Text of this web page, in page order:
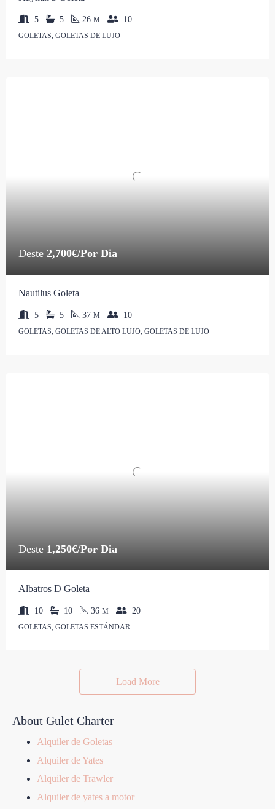
5 5 26 M 10
GOLETAS, GOLETAS DE LUJO
Deste 2,700€/Por Dia
Nautilus Goleta
5 5 37 M 10
GOLETAS, GOLETAS DE ALTO LUJO, GOLETAS DE LUJO
Deste 1,250€/Por Dia
Albatros D Goleta
10 10 36 M 20
GOLETAS, GOLETAS ESTÁNDAR
Load More
About Gulet Charter
Alquiler de Goletas
Alquiler de Yates
Alquiler de Trawler
Alquiler de yates a motor